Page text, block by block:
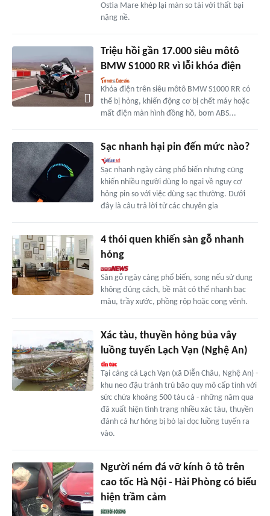
Ostia Mare khép lại màn so tài với thất bại
nặng nề.
Triệu hồi gần 17.000 siêu môtô
BMW S1000 RR vì lỗi khóa điện
Khóa điện trên siêu môtô BMW S1000 RR có
thể bị hỏng, khiến động cơ bị chết máy hoặc
mất điện màn hình đồng hồ, bơm ABS...
Sạc nhanh hại pin đến mức nào?
Sạc nhanh ngày càng phổ biến nhưng cũng
khiến nhiều người dùng lo ngại về nguy cơ
hỏng pin so với việc dùng sạc thường. Dưới
đây là câu trả lời từ các chuyên gia
4 thói quen khiến sàn gỗ nhanh
hỏng
Sàn gỗ ngày càng phổ biến, song nếu sử dụng
không đúng cách, bề mặt có thể nhanh bạc
màu, trầy xước, phồng rộp hoặc cong vênh.
Xác tàu, thuyền hỏng bủa vây
luồng tuyến Lạch Vạn (Nghệ An)
Tại cảng cá Lạch Vạn (xã Diễn Châu, Nghệ An) -
khu neo đậu tránh trú bão quy mô cấp tỉnh với
sức chứa khoảng 500 tàu cá - những năm qua
đã xuất hiện tình trạng nhiều xác tàu, thuyền
đánh cá hư hỏng bị bỏ lại dọc luồng tuyến ra
vào.
Người ném đá vỡ kính ô tô trên
cao tốc Hà Nội - Hải Phòng có biểu
hiện trầm cảm